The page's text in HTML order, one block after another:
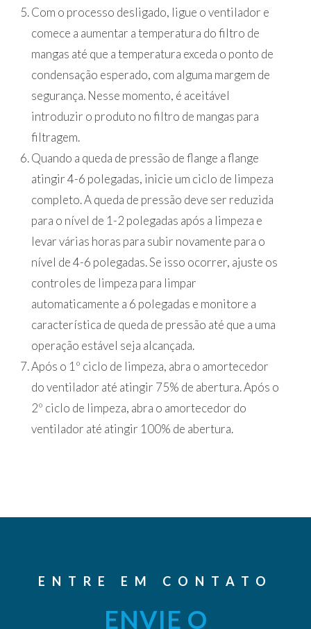
Com o processo desligado, ligue o ventilador e
comece a aumentar a temperatura do filtro de
mangas até que a temperatura exceda o ponto de
condensação esperado, com alguma margem de
segurança. Nesse momento, é aceitável
introduzir o produto no filtro de mangas para
filtragem.
Quando a queda de pressão de flange a flange
atingir 4-6 polegadas, inicie um ciclo de limpeza
completo. A queda de pressão deve ser reduzida
para o nível de 1-2 polegadas após a limpeza e
levar várias horas para subir novamente para o
nível de 4-6 polegadas. Se isso ocorrer, ajuste os
controles de limpeza para limpar
automaticamente a 6 polegadas e monitore a
característica de queda de pressão até que a uma
operação estável seja alcançada.
Após o 1º ciclo de limpeza, abra o amortecedor
do ventilador até atingir 75% de abertura. Após o
2º ciclo de limpeza, abra o amortecedor do
ventilador até atingir 100% de abertura.
ENTRE EM CONTATO
ENVIE O